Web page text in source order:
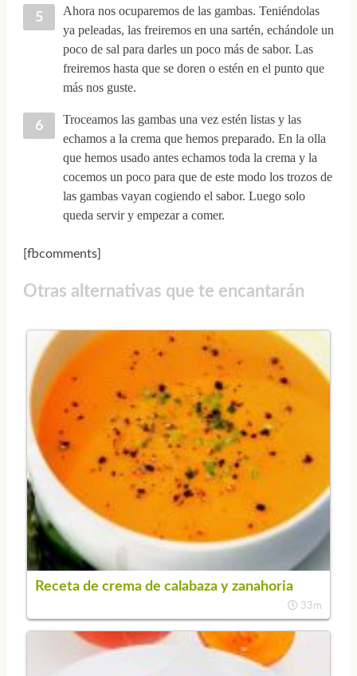
Ahora nos ocuparemos de las gambas. Teniéndolas
ya peleadas, las freiremos en una sartén, echándole un
poco de sal para darles un poco más de sabor. Las
freiremos hasta que se doren o estén en el punto que
más nos guste.
Troceamos las gambas una vez estén listas y las
echamos a la crema que hemos preparado. En la olla
que hemos usado antes echamos toda la crema y la
cocemos un poco para que de este modo los trozos de
las gambas vayan cogiendo el sabor. Luego solo
queda servir y empezar a comer.
[fbcomments]
Otras alternativas que te encantarán
Receta de crema de calabaza y zanahoria
33m